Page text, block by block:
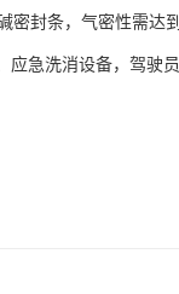
密封条，气密性需达
急洗消设备，驾驶